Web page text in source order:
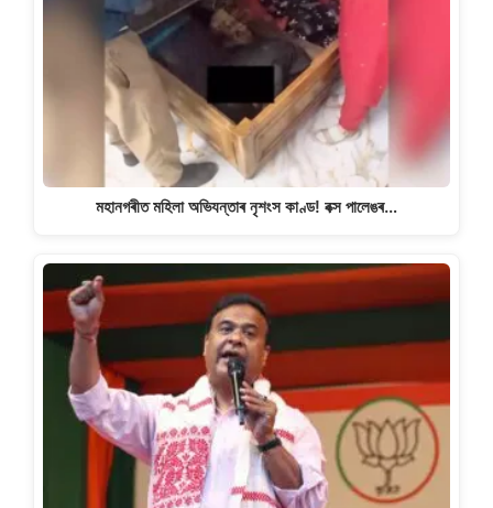
মহানগৰীত মহিলা অভিযন্তাৰ নৃশংস কাণ্ড! বক্স পালেঙৰ…